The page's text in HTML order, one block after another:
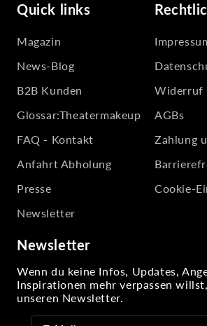
Quick links
Magazin
News-Blog
B2B Kunden
Glossar:Theatermakeup
FAQ - Kontakt
Anfahrt Abholung
Presse
Newsletter
Widerruf
AGBs
Zahlung
Cookie-
Newsletter
Wenn du keine Infos, Updates,
Inspirationen mehr verpassen
unseren Newsletter.